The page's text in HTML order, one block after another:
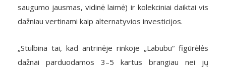
saugumo jausmas, vidinė laimė) ir kolekciniai daiktai vis
dažniau vertinami kaip alternatyvios investicijos.
„Stulbina tai, kad antrinėje rinkoje „Labubu“ figūrėlės
dažnai parduodamos 3–5 kartus brangiau nei jų